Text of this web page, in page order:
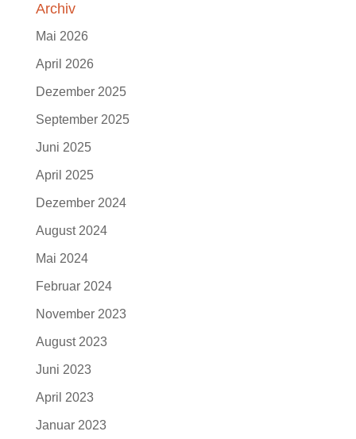
Archiv
Mai 2026
April 2026
Dezember 2025
September 2025
Juni 2025
April 2025
Dezember 2024
August 2024
Mai 2024
Februar 2024
November 2023
August 2023
Juni 2023
April 2023
Januar 2023